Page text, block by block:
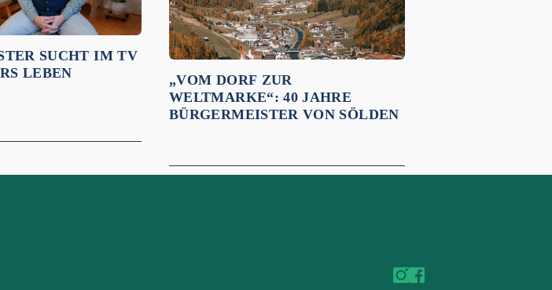
SUCHT IM TV
LEBEN
„VOM DORF ZUR
WELTMARKE“: 40 JAHRE
BÜRGERMEISTER VON SÖLDEN